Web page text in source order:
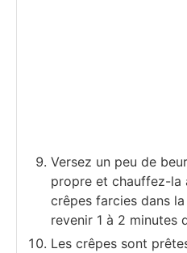
Versez un peu de
propre et chauffez-la
crêpes farcies dans
revenir 1 à 2 minutes
Les crêpes sont